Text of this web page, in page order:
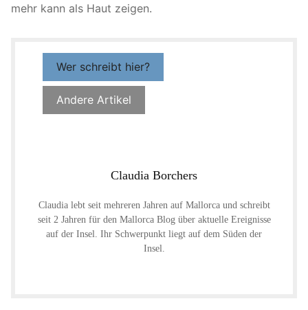
mehr kann als Haut zeigen.
Wer schreibt hier?
Andere Artikel
Claudia Borchers
Claudia lebt seit mehreren Jahren auf Mallorca und schreibt
seit 2 Jahren für den Mallorca Blog über aktuelle Ereignisse
auf der Insel. Ihr Schwerpunkt liegt auf dem Süden der
Insel.